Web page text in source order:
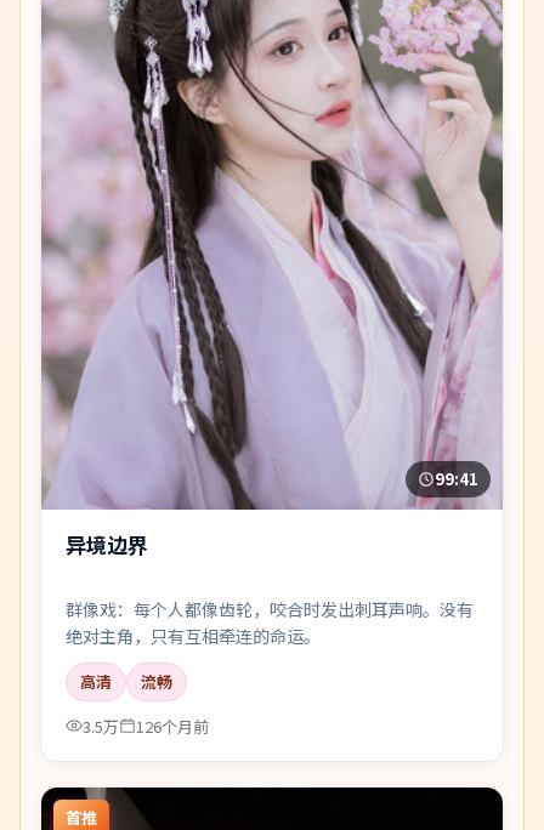
99:41
异境边界
群像戏：每个人都像齿轮，咬合时发出刺耳声响。没有
绝对主角，只有互相牵连的命运。
高清
流畅
3.5万
126个月前
首推